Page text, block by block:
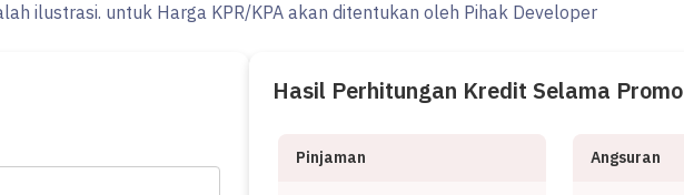
ilustrasi. untuk Harga KPR/KPA akan ditentukan oleh Pihak Developer
Hasil Perhitungan Kredit Selama Promo
Pinjaman Angsuran